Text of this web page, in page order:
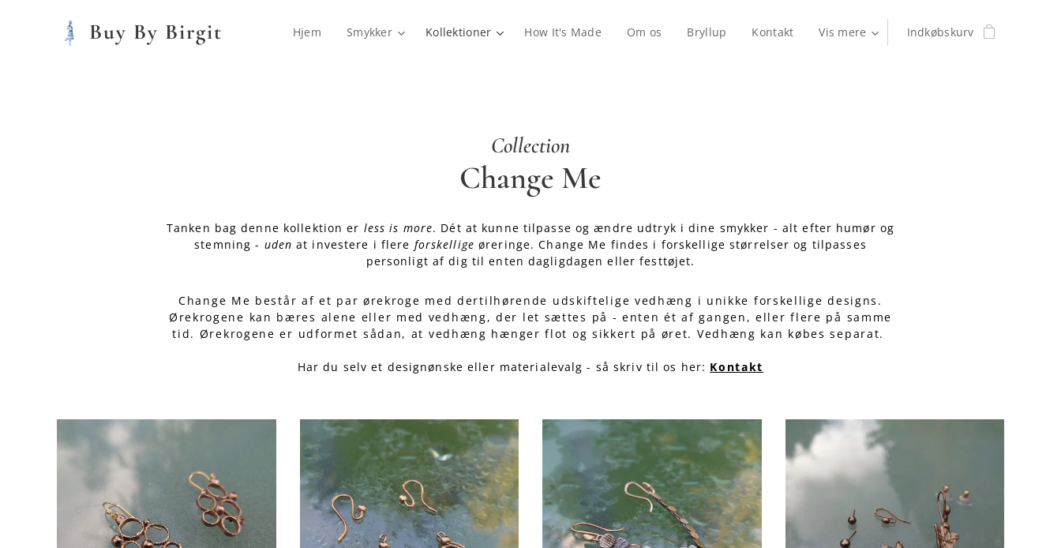
Buy By Birgit Hjem Smykker Kollektioner How It's Made Om os Bryllup Kontakt Vis mere Indkøbskurv
Collection
Change Me
Tanken bag denne kollektion er less is more. Dét at kunne tilpasse og ændre udtryk i dine smykker - alt efter humør og
stemning - udenat investere i flere forskelligeøreringe. Change Me findes i forskellige størrelser og tilpasses
personligt af dig til enten dagligdagen eller festtøjet.
Change Me består af et par ørekroge med dertilhørende udskiftelige vedhæng i unikke forskellige designs.
Ørekrogene kan bæres alene eller med vedhæng, der let sættes på - enten ét af gangen, eller flere på samme
tid. Ørekrogene er udformet sådan, at vedhæng hænger flot og sikkert på øret. Vedhæng kan købes separat.
Har du selv et designønske eller materialevalg - så skriv til os her: Kontakt